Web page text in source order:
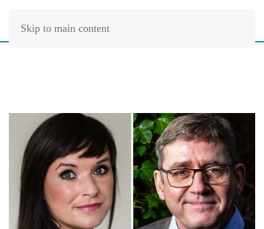
Skip to main content